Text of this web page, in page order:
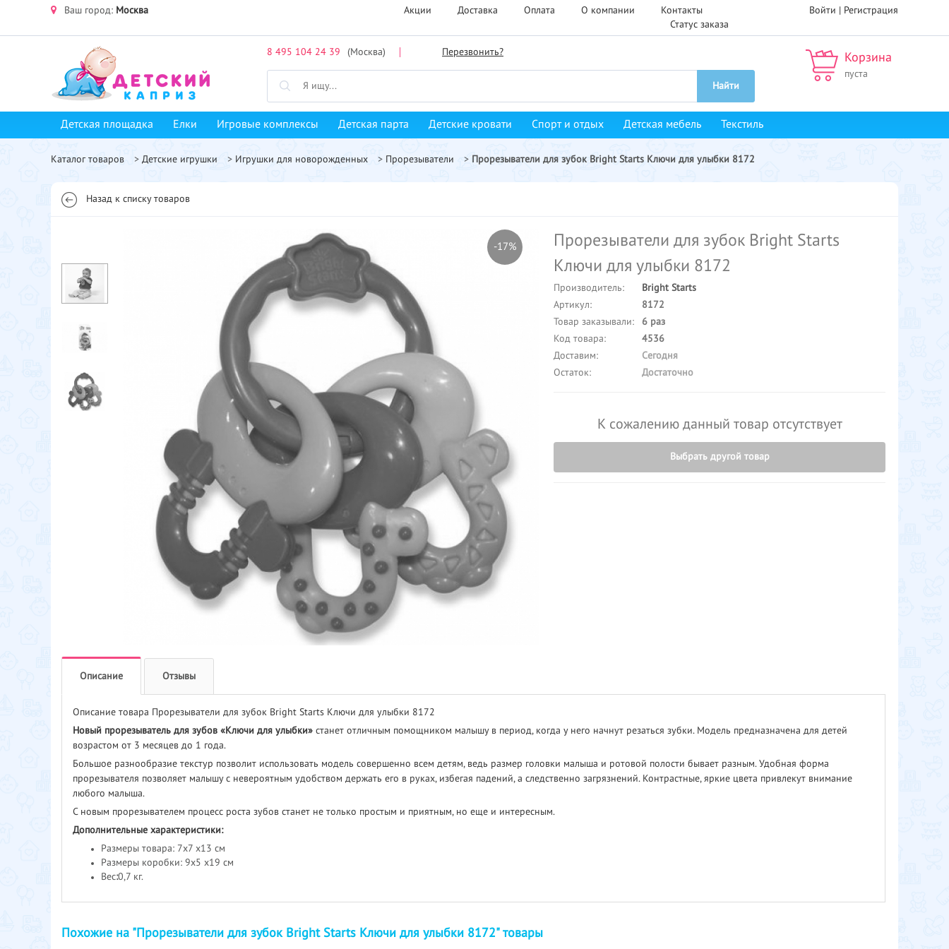
Ваш город: Москва Акции Доставка Оплата О компании
Контакты
Статус заказа
Войти | Регистрация
8 495 104 24 39 (Москва) Перезвонить?
Найти
Корзина
пуста
Детская площадка Елки Игровые комплексы Детская парта Детские кровати Спорт и отдых Детская мебель Текстиль
Каталог товаров > Детские игрушки > Игрушки для новорожденных > Прорезыватели > Прорезыватели для зубок Bright Starts Ключи для улыбки 8172
Назад к списку товаров
-17%
Прорезыватели для зубок Bright Starts
Ключи для улыбки 8172
Производитель:
Bright Starts
Артикул:
8172
Товар заказывали:
6 раз
Код товара:
4536
Доставим:
Сегодня
Остаток:
Достаточно
К сожалению данный товар отсутствует
Выбрать другой товар
Описание Отзывы
Описание товара Прорезыватели для зубок Bright Starts Ключи для улыбки 8172
Новый прорезыватель для зубов «Ключи для улыбки» станет отличным помощником малышу в период, когда у него начнут резаться зубки. Модель предназначена для детей
возрастом от 3 месяцев до 1 года.
Большое разнообразие текстур позволит использовать модель совершенно всем детям, ведь размер головки малыша и ротовой полости бывает разным. Удобная форма
прорезывателя позволяет малышу с невероятным удобством держать его в руках, избегая падений, а следственно загрязнений. Контрастные, яркие цвета привлекут внимание
любого малыша.
С новым прорезывателем процесс роста зубов станет не только простым и приятным, но еще и интересным.
Дополнительные характеристики:
Размеры товара: 7х7 х13 см
Размеры коробки: 9х5 х19 см
Вес:0,7 кг.
Похожие на "Прорезыватели для зубок Bright Starts Ключи для улыбки 8172" товары